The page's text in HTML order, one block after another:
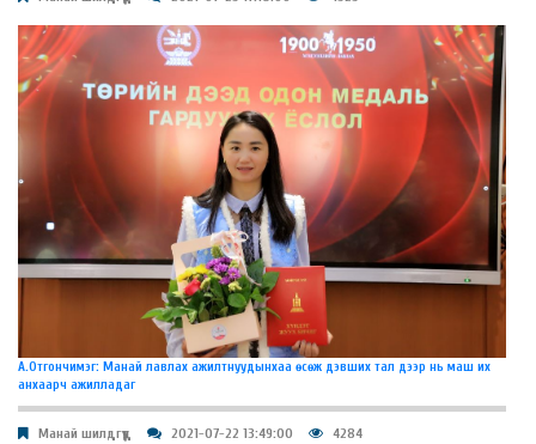
А.Отгончимэг: Манай лавлах ажилтнуудынхаа өсөж дэвших тал дээр нь маш их
анхаарч ажилладаг
Манай шилдгүүд 2021-07-22 13:49:00 4284